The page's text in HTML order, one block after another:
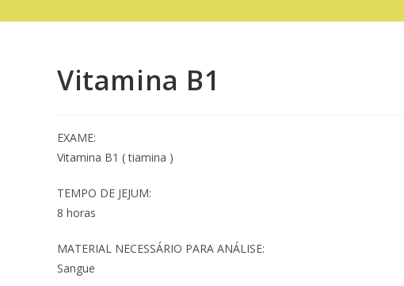
Vitamina B1
EXAME:
Vitamina B1 ( tiamina )
TEMPO DE JEJUM:
8 horas
MATERIAL NECESSÁRIO PARA ANÁLISE:
Sangue